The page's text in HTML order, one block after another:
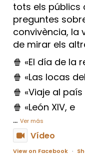
tots els públics
preguntes
convivència, la
de mirar els
🍿 «El día de la
🍿 «Las locas
🍿 «Viaje al
🍿 «León XIV, e
... Ver más
Vídeo
View on Facebook ·